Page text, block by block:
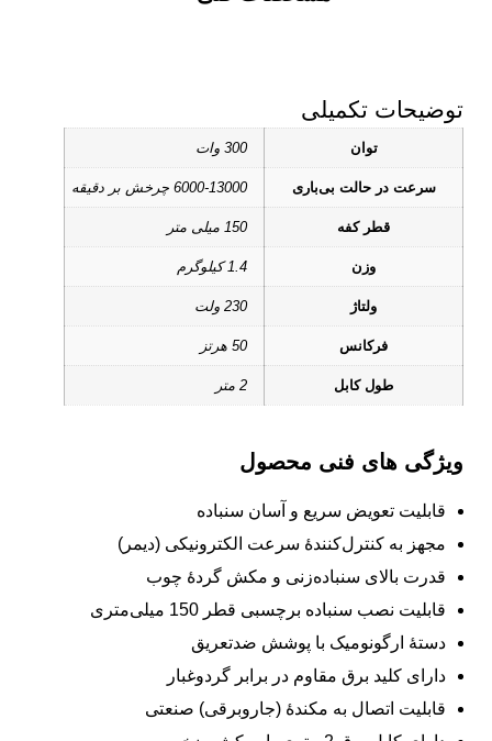
توضیحات تکمیلی
توان 300 وات
سرعت در حالت بی‌باری 6000-13000 چرخش بر دقیقه
قطر کفه 150 میلی متر
وزن 1.4 کیلوگرم
ولتاژ 230 ولت
فرکانس 50 هرتز
طول کابل 2 متر
ویژگی های فنی محصول
قابلیت تعویض سریع و آسان سنباده
مجهز به کنترل‌کنندۀ سرعت الکترونیکی (دیمر)
قدرت بالای سنباده‌زنی و مکش گردۀ چوب
قابلیت نصب سنباده برچسبی قطر 150 میلی‌متری
دستۀ ارگونومیک با پوشش ضدتعریق
دارای کلید برق مقاوم در برابر گردوغبار
قابلیت اتصال به مکندۀ (جاروبرقی) صنعتی